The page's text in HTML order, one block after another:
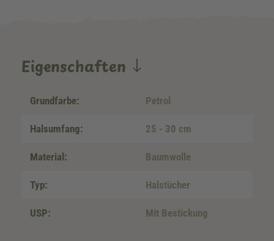
Eigenschaften
Grundfarbe: Petrol
Halsumfang: 25 - 30 cm
Material: Baumwolle
Typ: Halstücher
USP: Mit Bestickung